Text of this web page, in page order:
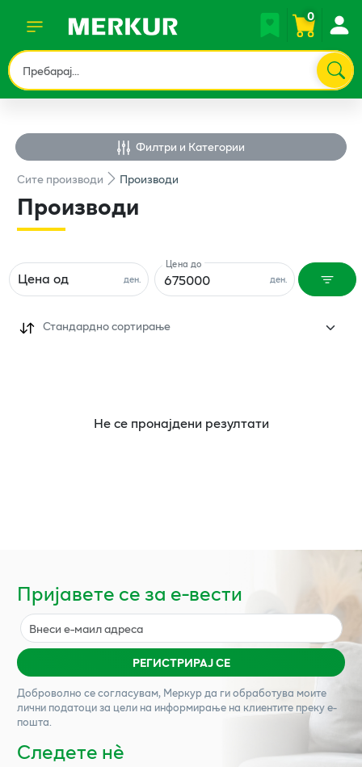
0
Филтри и Категории
Ситепроизводи Производи
Производи
ден.
Цена од ден.
Цена до
Стандардно сортирање
Не се пронајдени резултати
Пријавете се за е-вести
РЕГИСТРИРАЈ СЕ
Доброволно се согласувам, Меркурда ги обработува моите
лични податоци за цели на информирање на клиентите преку е-
пошта.
Следете нѐ